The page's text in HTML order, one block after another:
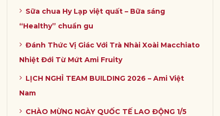
Sữa chua Hy Lạp việt quất – Bữa sáng
“Healthy” chuẩn gu
Đánh Thức Vị Giác Với Trà Nhài Xoài Macchiato
Nhiệt Đới Từ Mứt Ami Fruity
LỊCH NGHỈ TEAM BUILDING 2026 – Ami Việt
Nam
CHÀO MỪNG NGÀY QUỐC TẾ LAO ĐỘNG 1/5